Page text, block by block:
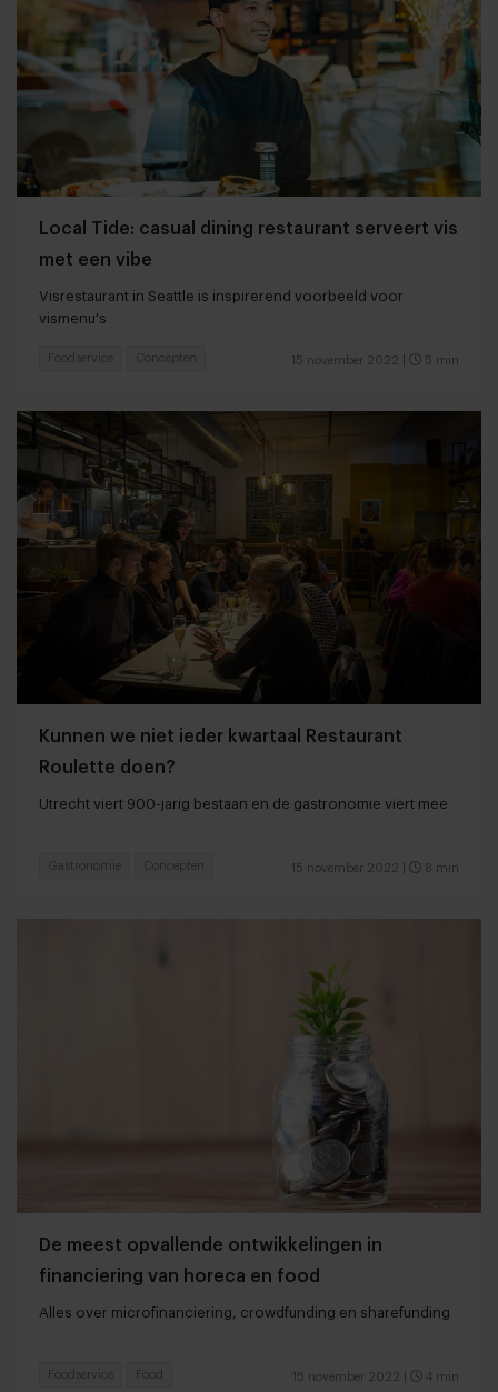
Local Tide: casual dining restaurant serveert vis
met een vibe
Visrestaurant in Seattle is inspirerend voorbeeld voor
vismenu's
15 november 2022 5 min
Foodservice Concepten
Kunnen we niet ieder kwartaal Restaurant
Roulette doen?
Utrecht viert 900-jarig bestaan en de gastronomie viert mee
15 november 2022 8 min
Gastronomie Concepten
De meest opvallende ontwikkelingen in
financiering van horeca en food
Alles over microfinanciering, crowdfunding en sharefunding
15 november 2022 4 min
Foodservice Food